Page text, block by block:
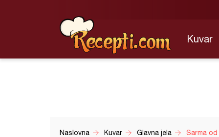
Kuvar
Naslovna Kuvar Glavna jela Sarma